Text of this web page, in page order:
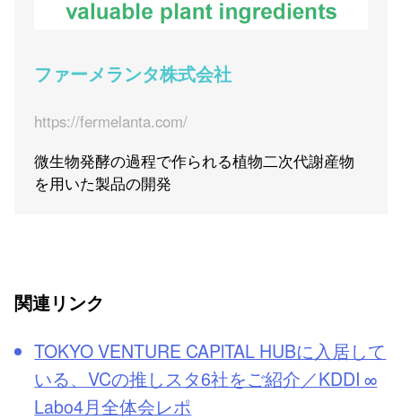
ファーメランタ株式会社
https://fermelanta.com/
微生物発酵の過程で作られる植物二次代謝産物
を用いた製品の開発
関連リンク
TOKYO VENTURE CAPlTAL HUBに入居して
いる、VCの推しスタ6社をご紹介／KDDI ∞
Labo4月全体会レポ